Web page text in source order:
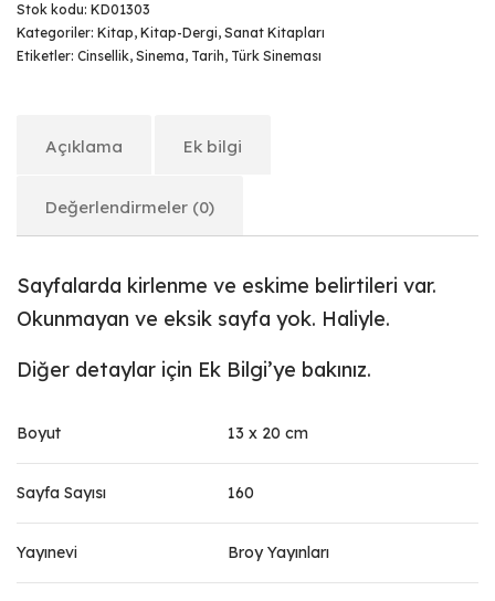
Stok kodu: KD01303
Kategoriler: Kitap, Kitap-Dergi, Sanat Kitapları
Etiketler: Cinsellik, Sinema, Tarih, Türk Sineması
Açıklama Ek bilgi
Değerlendirmeler (0)
Sayfalarda kirlenme ve eskime belirtileri var.
Okunmayan ve eksik sayfa yok. Haliyle.
Diğer detaylar için Ek Bilgi’ye bakınız.
Boyut 13 x 20 cm
Sayfa Sayısı 160
Yayınevi Broy Yayınları